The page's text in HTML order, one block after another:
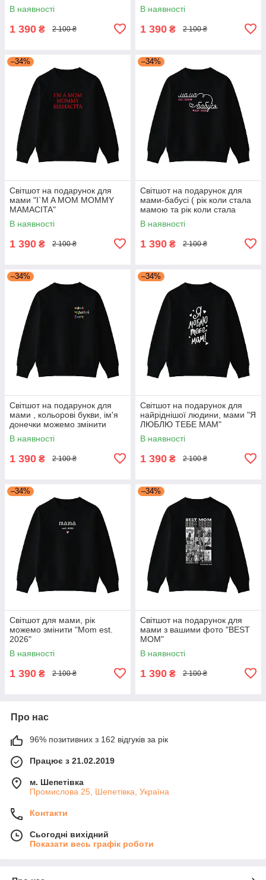
В наявності
1 390 ₴ 2 100 ₴
В наявності
1 390 ₴ 2 100 ₴
–34%
Світшот на подарунок для
мами "I`M A MOM MOMMY
MAMACITA"
В наявності
1 390 ₴ 2 100 ₴
–34%
Світшот на подарунок для
мами-бабусі ( рік коли стала
мамою та рік коли стала
бабусею) ''Мама EST. 1978
Бабуся EST. 1998
В наявності
1 390 ₴ 2 100 ₴
–34%
Світшот на подарунок для
мами , кольорові букви, ім'я
донечки можемо змінити
"МАМА ЧУДОВОЇ ЕМІЛІ"
В наявності
1 390 ₴ 2 100 ₴
–34%
Світшот на подарунок для
найріднішої людини, мами "Я
ЛЮБЛЮ ТЕБЕ МАМ"
В наявності
1 390 ₴ 2 100 ₴
–34%
Світшот для мами, рік
можемо змінити "Mom est.
2026"
В наявності
1 390 ₴ 2 100 ₴
–34%
Світшот на подарунок для
мами з вашими фото "BEST
MOM"
В наявності
1 390 ₴ 2 100 ₴
Про нас
96% позитивних з 162 відгуків за рік
Працює з 21.02.2019
м. Шепетівка
Промислова 25, Шепетівка, Україна
Контакти
Сьогодні вихідний
Показати весь графік роботи